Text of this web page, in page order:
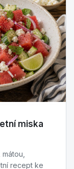
miska
recept ke